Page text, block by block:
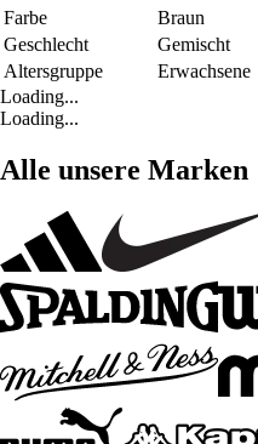
Farbe
Braun
Geschlecht
Gemischt
Altersgruppe
Erwachsene
Loading...
Loading...
Alle unsere Marken